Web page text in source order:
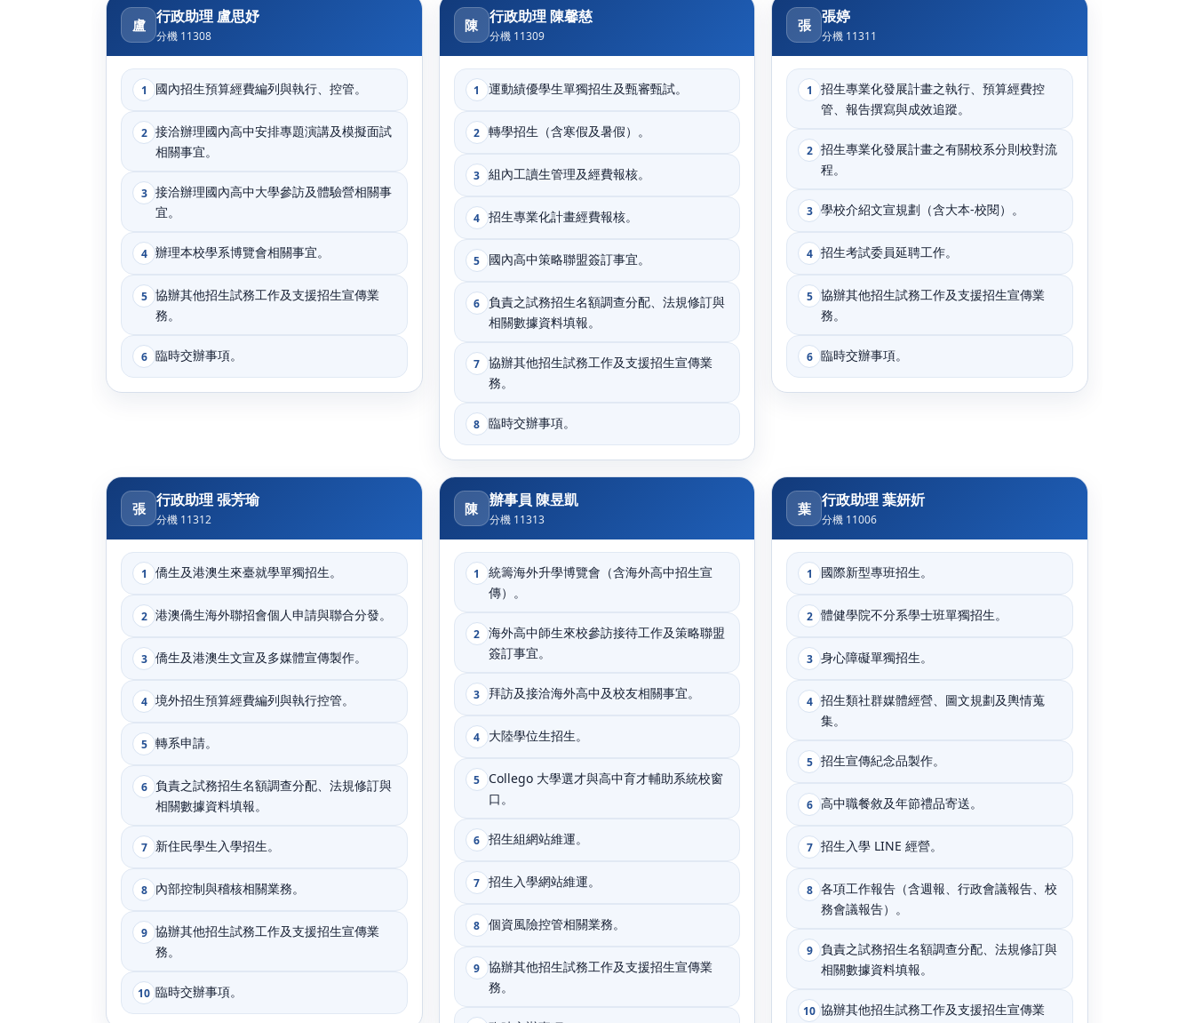
盧 行政助理 盧思妤
分機 11308
1 國內招生預算經費編列與執行、控管。
2 接洽辦理國內高中安排專題演講及模擬面試
相關事宜。
3 接洽辦理國內高中大學參訪及體驗營相關事
宜。
4 辦理本校學系博覽會相關事宜。
5 協辦其他招生試務工作及支援招生宣傳業
務。
6 臨時交辦事項。
陳 行政助理 陳馨慈
分機 11309
1 運動績優學生單獨招生及甄審甄試。
2 轉學招生（含寒假及暑假）。
3 組內工讀生管理及經費報核。
4 招生專業化計畫經費報核。
5 國內高中策略聯盟簽訂事宜。
6 負責之試務招生名額調查分配、法規修訂與
相關數據資料填報。
7 協辦其他招生試務工作及支援招生宣傳業
務。
8 臨時交辦事項。
張 張婷
分機 11311
1
招生專業化發展計畫之執行、預算經費控
管、報告撰寫與成效追蹤。
2 招生專業化發展計畫之有關校系分則校對流
程。
3 學校介紹文宣規劃（含大本-校閱）。
4 招生考試委員延聘工作。
5 協辦其他招生試務工作及支援招生宣傳業
務。
6 臨時交辦事項。
張 行政助理 張芳瑜
分機 11312
1 僑生及港澳生來臺就學單獨招生。
2 港澳僑生海外聯招會個人申請與聯合分發。
3 僑生及港澳生文宣及多媒體宣傳製作。
4 境外招生預算經費編列與執行控管。
5 轉系申請。
6
負責之試務招生名額調查分配、法規修訂與
相關數據資料填報。
7 新住民學生入學招生。
8 內部控制與稽核相關業務。
9 協辦其他招生試務工作及支援招生宣傳業
務。
10 臨時交辦事項。
陳 辦事員 陳昱凱
分機 11313
1
統籌海外升學博覽會（含海外高中招生宣
傳）。
2 海外高中師生來校參訪接待工作及策略聯盟
簽訂事宜。
3 拜訪及接洽海外高中及校友相關事宜。
4 大陸學位生招生。
5 Collego 大學選才與高中育才輔助系統校窗
口。
6 招生組網站維運。
7 招生入學網站維運。
8 個資風險控管相關業務。
9 協辦其他招生試務工作及支援招生宣傳業
務。
葉 行政助理 葉妍妡
分機 11006
1 國際新型專班招生。
2 體健學院不分系學士班單獨招生。
3 身心障礙單獨招生。
4 招生類社群媒體經營、圖文規劃及輿情蒐
集。
5 招生宣傳紀念品製作。
6 高中職餐敘及年節禮品寄送。
7 招生入學 LINE 經營。
8 各項工作報告（含週報、行政會議報告、校
務會議報告）。
9 負責之試務招生名額調查分配、法規修訂與
相關數據資料填報。
10 協辦其他招生試務工作及支援招生宣傳業